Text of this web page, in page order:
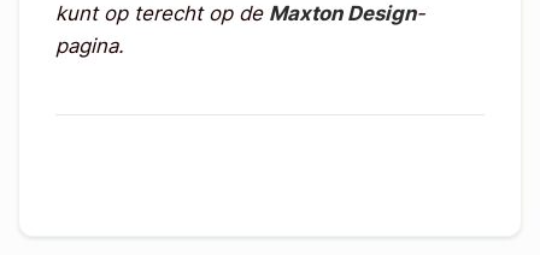
kunt op terecht op de Maxton Design-
pagina.